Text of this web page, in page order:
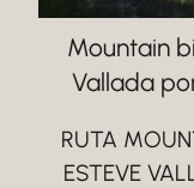
Mountain
Vallada
RUTA
ESTEVE